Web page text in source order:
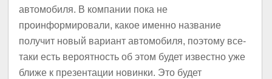
автомобиля. В компании пока не
проинформировали, какое именно название
получит новый вариант автомобиля, поэтому все-
таки есть вероятность об этом будет известно уже
ближе к презентации новинки. Это будет